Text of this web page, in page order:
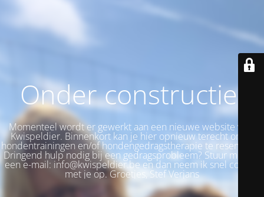
Onder constructie!
Momenteel wordt er gewerkt aan een nieuwe website voor
Kwispeldier. Binnenkort kan je hier opnieuw terecht om je
hondentrainingen en/of hondengedragstherapie te reserveren.
Dringend hulp nodig bij een gedragsprobleem? Stuur me dan
een e-mail: info@kwispeldier.be en dan neem ik snel contact
met je op. Groetjes, Stef Verjans